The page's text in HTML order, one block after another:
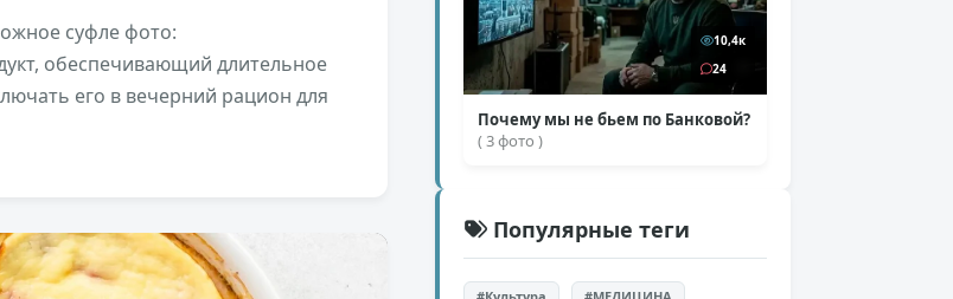
суфле фото:
обеспечивающий длительное
его в вечерний рацион для
10,4к
24
Почему мы не бьем по Банковой?
( 3 фото )
Популярные теги